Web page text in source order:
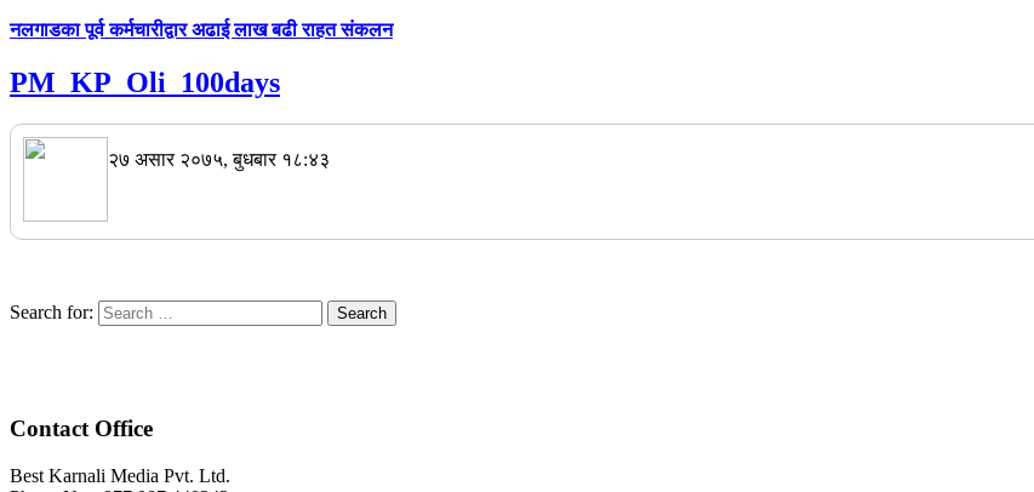
नलगाडका पूर्व कर्मचारीद्वार अढाई लाख बढी राहत संकलन
PM_KP_Oli_100days
२७ असार २०७५, बुधबार १८:४३
Search for:
Contact Office
Best Karnali Media Pvt. Ltd.